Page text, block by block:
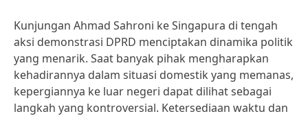
Kunjungan Ahmad Sahroni ke Singapura di tengah
aksi demonstrasi DPRD menciptakan dinamika politik
yang menarik. Saat banyak pihak mengharapkan
kehadirannya dalam situasi domestik yang memanas,
kepergiannya ke luar negeri dapat dilihat sebagai
langkah yang kontroversial. Ketersediaan waktu dan